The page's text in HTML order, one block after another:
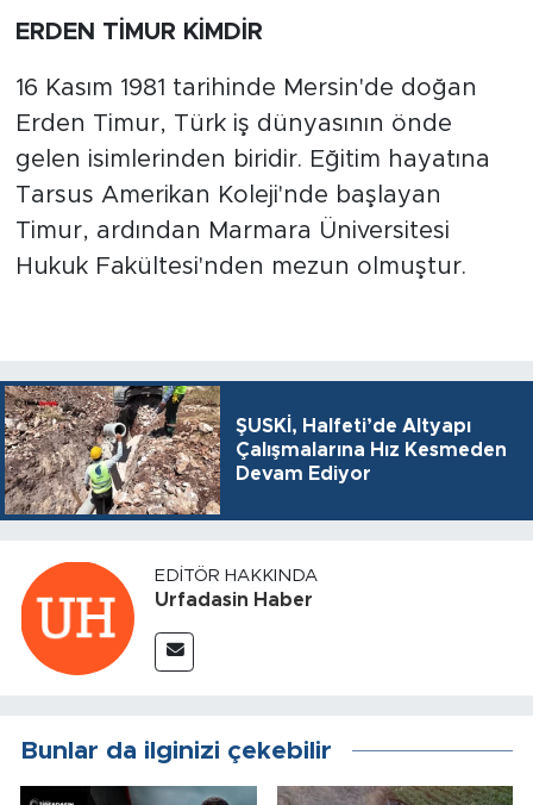
ERDEN TİMUR KİMDİR
16 Kasım 1981 tarihinde Mersin'de doğan
Erden Timur, Türk iş dünyasının önde
gelen isimlerinden biridir. Eğitim hayatına
Tarsus Amerikan Koleji'nde başlayan
Timur, ardından Marmara Üniversitesi
Hukuk Fakültesi'nden mezun olmuştur.
ŞUSKİ, Halfeti’de Altyapı
Çalışmalarına Hız Kesmeden
Devam Ediyor
EDITÖR HAKKINDA
Urfadasin Haber
Bunlar da ilginizi çekebilir